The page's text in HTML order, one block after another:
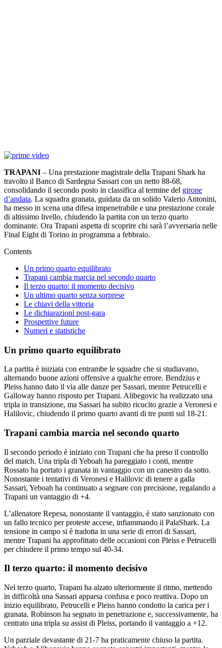
TRAPANI – Una prestazione magistrale della Trapani Shark ha
travolto il Banco di Sardegna Sassari con un netto 88-68,
consolidando il secondo posto in classifica al termine del girone
d’andata. La squadra granata, guidata da un solido Valerio Antonini,
ha messo in scena una difesa impenetrabile e una prestazione corale
di altissimo livello, chiudendo la partita con un terzo quarto
dominante. Ora Trapani aspetta di scoprire chi sarà l’avversaria nelle
Final Eight di Torino in programma a febbraio.
Contents
Un primo quarto equilibrato
Trapani cambia marcia nel secondo quarto
Il terzo quarto: il momento decisivo
Un ultimo quarto senza sorprese
Le chiavi della vittoria
Le dichiarazioni post-gara
Prospettive future
Numeri e statistiche
Un primo quarto equilibrato
La partita è iniziata con entrambe le squadre che si studiavano,
alternando buone azioni offensive a qualche errore. Bendzius e
Pleiss hanno dato il via alle danze per Sassari, mentre Petrucelli e
Galloway hanno risposto per Trapani. Alibegovic ha realizzato una
tripla in transizione, ma Sassari ha subito ricucito grazie a Veronesi e
Halilovic, chiudendo il primo quarto avanti di tre punti sul 18-21.
Trapani cambia marcia nel secondo quarto
Il secondo periodo è iniziato con Trapani che ha preso il controllo
del match. Una tripla di Yeboah ha pareggiato i conti, mentre
Rossato ha portato i granata in vantaggio con un canestro da sotto.
Nonostante i tentativi di Veronesi e Halilovic di tenere a galla
Sassari, Yeboah ha continuato a segnare con precisione, regalando a
Trapani un vantaggio di +4.
L’allenatore Repesa, nonostante il vantaggio, è stato sanzionato con
un fallo tecnico per proteste accese, infiammando il PalaShark. La
tensione in campo si è tradotta in una serie di errori di Sassari,
mentre Trapani ha approfittato delle occasioni con Pleiss e Petrucelli
per chiudere il primo tempo sul 40-34.
Il terzo quarto: il momento decisivo
Nel terzo quarto, Trapani ha alzato ulteriormente il ritmo, mettendo
in difficoltà una Sassari apparsa confusa e poco reattiva. Dopo un
inizio equilibrato, Petrucelli e Pleiss hanno condotto la carica per i
granata. Robinson ha segnato in penetrazione e, successivamente, ha
centrato una tripla su assist di Pleiss, portando il vantaggio a +12.
Un parziale devastante di 21-7 ha praticamente chiuso la partita.